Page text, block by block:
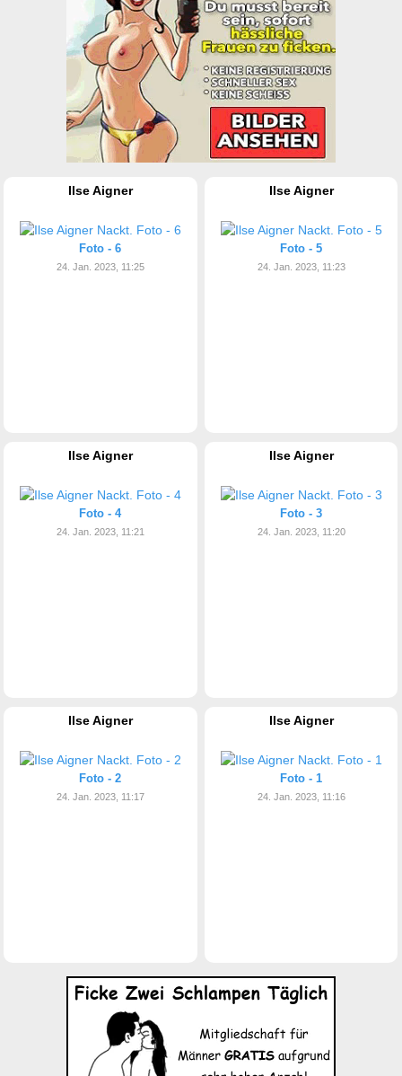
Ilse Aigner
Foto - 6
24. Jan. 2023, 11:25
Ilse Aigner
Foto - 5
24. Jan. 2023, 11:23
Ilse Aigner
Foto - 4
24. Jan. 2023, 11:21
Ilse Aigner
Foto - 3
24. Jan. 2023, 11:20
Ilse Aigner
Foto - 2
24. Jan. 2023, 11:17
Ilse Aigner
Foto - 1
24. Jan. 2023, 11:16